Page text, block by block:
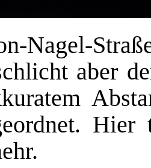
Nagel-
aber